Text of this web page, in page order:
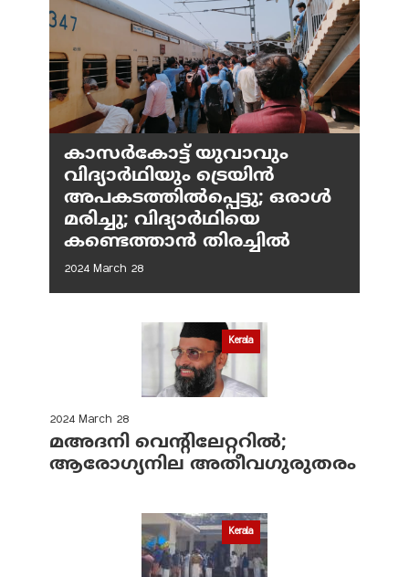
കാസർകോട്ട് യുവാവും
വിദ്യാർഥിയും ട്രെയിൻ
അപകടത്തിൽപ്പെട്ടു; ഒരാൾ
മരിച്ചു; വിദ്യാർഥിയെ
കണ്ടെത്താൻ തിരച്ചിൽ
2024 March 28
Kerala
2024 March 28
മഅദനി വെന്റിലേറ്ററിൽ;
ആരോഗ്യനില അതീവഗുരുതരം
Kerala